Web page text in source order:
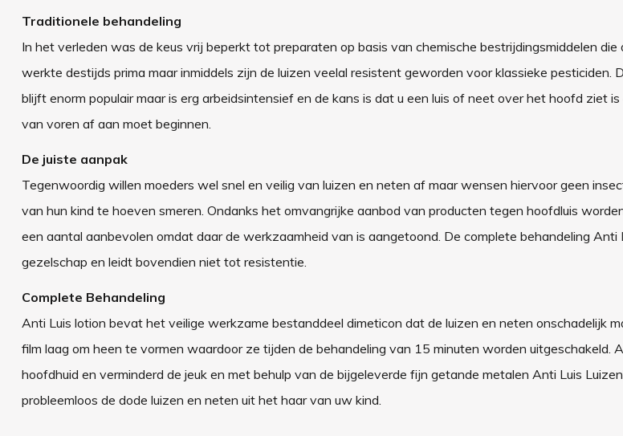
Traditionele behandeling
In het verleden was de keus vrij beperkt tot preparaten op basis van chemische bestrijdingsmiddelen die
werkte destijds prima maar inmiddels zijn de luizen veelal resistent geworden voor klassieke pesticiden.
blijft enorm populair maar is erg arbeidsintensief en de kans is dat u een luis of neet over het hoofd ziet
van voren af aan moet beginnen.
De juiste aanpak
Tegenwoordig willen moeders wel snel en veilig van luizen en neten af maar wensen hiervoor geen
van hun kind te hoeven smeren. Ondanks het omvangrijke aanbod van producten tegen hoofdluis
een aantal aanbevolen omdat daar de werkzaamheid van is aangetoond. De complete behandeling
gezelschap en leidt bovendien niet tot resistentie.
Complete Behandeling
Anti Luis lotion bevat het veilige werkzame bestanddeel dimeticon dat de luizen en neten onschadelijk
film laag om heen te vormen waardoor ze tijden de behandeling van 15 minuten worden uitgeschakeld.
hoofdhuid en verminderd de jeuk en met behulp van de bijgeleverde fijn getande metalen Anti Luis
probleemloos de dode luizen en neten uit het haar van uw kind.